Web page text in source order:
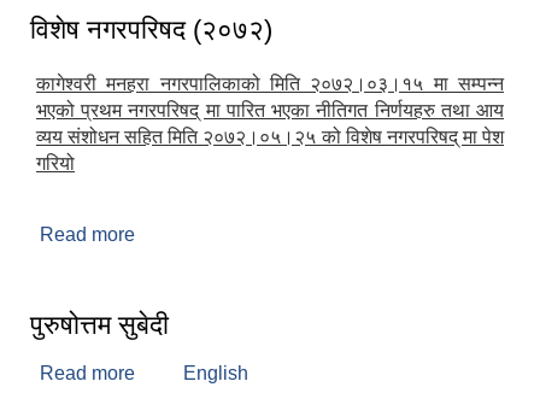
विशेष नगरपरिषद (२०७२)
कागेश्वरी मनहरा नगरपालिकाको मिति २०७२।०३।१५ मा सम्पन्न
भएको प्रथम नगरपरिषद् मा पारित भएका नीतिगत निर्णयहरु तथा आय
व्यय संशोधन सहित मिति २०७२।०५।२५ को विशेष नगरपरिषद् मा पेश
गरियो
Read more
पुरुषोत्तम सुबेदी
Read more about पुरुषोत्तम सुबेदी
English